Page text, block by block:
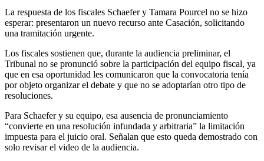
La respuesta de los fiscales Schaefer y Tamara Pourcel no se hizo
esperar: presentaron un nuevo recurso ante Casación, solicitando
una tramitación urgente.
Los fiscales sostienen que, durante la audiencia preliminar, el
Tribunal no se pronunció sobre la participación del equipo fiscal, ya
que en esa oportunidad les comunicaron que la convocatoria tenía
por objeto organizar el debate y que no se adoptarían otro tipo de
resoluciones.
Para Schaefer y su equipo, esa ausencia de pronunciamiento
“convierte en una resolución infundada y arbitraria” la limitación
impuesta para el juicio oral. Señalan que esto queda demostrado con
solo revisar el video de la audiencia.